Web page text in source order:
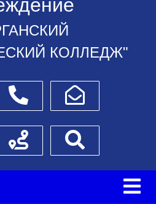
КОЛЛЕДЖ"
ТелефоныНаписать обращение
Схема проезда